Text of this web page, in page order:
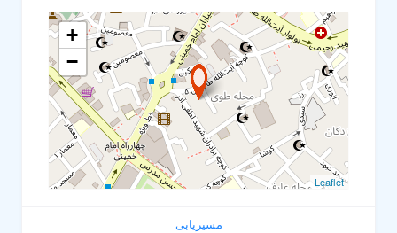
+
−
Leaflet
مسیریابی